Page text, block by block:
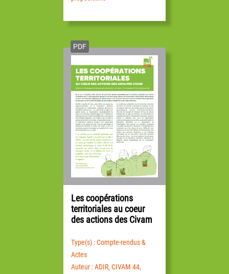
PDF
Les coopérations
territoriales au coeur
des actions des Civam
Type(s) : Compte-rendus &
Actes
Auteur : ADIR, CIVAM 44,